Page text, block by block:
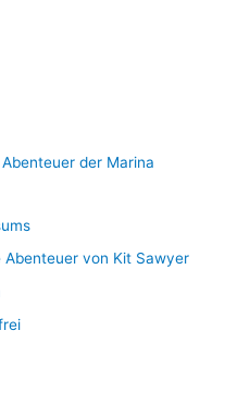
der Marina
Abenteuer von Kit Sawyer